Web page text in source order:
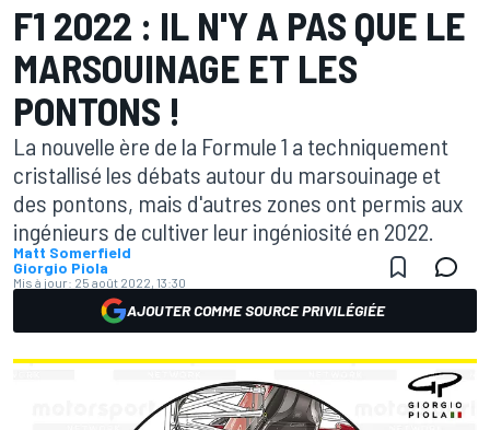
F1 2022 : IL N'Y A PAS QUE LE
MARSOUINAGE ET LES
PONTONS !
La nouvelle ère de la Formule 1 a techniquement
cristallisé les débats autour du marsouinage et
des pontons, mais d'autres zones ont permis aux
ingénieurs de cultiver leur ingéniosité en 2022.
Matt Somerfield
Giorgio Piola
Mis à jour: 25 août 2022, 13:30
AJOUTER COMME SOURCE PRIVILÉGIÉE